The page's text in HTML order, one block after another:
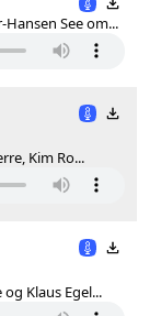
See om...
Kim Ro...
Klaus Egel...